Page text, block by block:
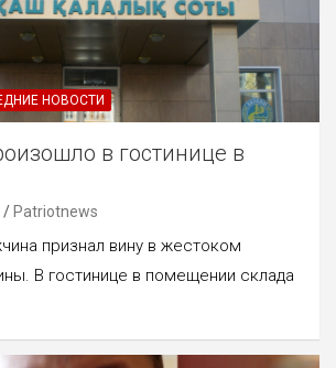
НОВОСТИ
в гостинице в
Patriotnews
признал вину в жестоком
В гостинице в помещении склада